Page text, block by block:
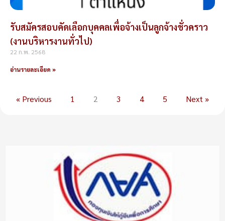
รับสมัครสอบคัดเลือกบุคคลเพื่อจ้างเป็นลูกจ้างชั่วคราว
(งานบริหารงานทั่วไป)
22 ก.พ. 2568
อ่านรายละเอียด »
« Previous 1 2 3 4 5 Next »